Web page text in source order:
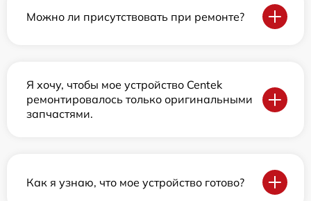
Можно ли присутствовать при ремонте?
Я хочу, чтобы мое устройство Centek
ремонтировалось только оригинальными
запчастями.
Как я узнаю, что мое устройство готово?